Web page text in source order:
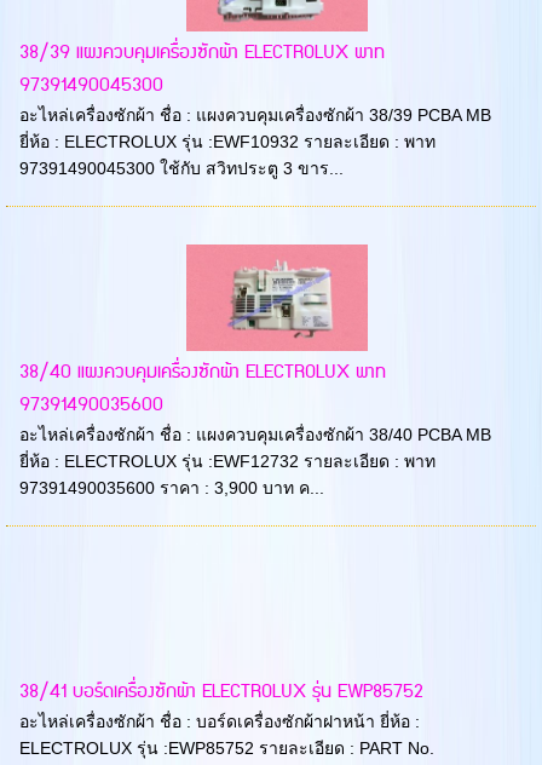
38/39 แผงควบคุมเครื่องซักผ้า ELECTROLUX พาท
97391490045300
อะไหล่เครื่องซักผ้า ชื่อ : แผงควบคุมเครื่องซักผ้า 38/39 PCBA MB
ยี่ห้อ : ELECTROLUX รุ่น :EWF10932 รายละเอียด : พาท
97391490045300 ใช้กับ สวิทประตู 3 ขาร...
38/40 แผงควบคุมเครื่องซักผ้า ELECTROLUX พาท
97391490035600
อะไหล่เครื่องซักผ้า ชื่อ : แผงควบคุมเครื่องซักผ้า 38/40 PCBA MB
ยี่ห้อ : ELECTROLUX รุ่น :EWF12732 รายละเอียด : พาท
97391490035600 ราคา : 3,900 บาท ค...
38/41 บอร์ดเครื่องซักผ้า ELECTROLUX รุ่น EWP85752
อะไหล่เครื่องซักผ้า ชื่อ : บอร์ดเครื่องซักผ้าฝาหน้า ยี่ห้อ :
ELECTROLUX รุ่น :EWP85752 รายละเอียด : PART No.